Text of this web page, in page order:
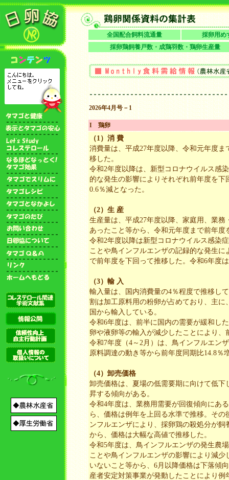
全国配合飼料流通量
採卵用め
採卵鶏飼養戸数・成鶏羽数・鶏卵生産量
2026年4月号－1
I 鶏卵
（1）消 費
消費量は、平成27年度以降、令和元年度
移した。
令和2年度以降は、新型コロナウイルス感
的な発生の影響によりそれぞれ前年度を下
0.6％減となった。
（2）生 産
生産量は、平成27年度以降、家庭用、業
あったこと等から、令和元年度まで前年度
令和2年度以降は新型コロナウイルス感染
ことや鳥インフルエンザの記録的な発生に
で前年度を下回って推移した。令和6年度
（3）輸 入
輸入量は、国内消費量の4％程度で推移し
割は加工原料用の粉卵が占めており、主に
国から輸入している。
令和6年度は、前半に国内の需要が緩和し
卵や液卵等の輸入が減少したことにより、
令和7年度（4～2月）は、鳥インフルエン
原料調達の動き等から前年度同期比14.8％
（4）卸売価格
卸売価格は、夏場の低需要期に向けて低下
昇する傾向がある。
令和4年度は、業務用需要が回復傾向にあ
ら、価格は例年を上回る水準で推移。その
ンフルエンザにより、採卵鶏の殺処分が飼
から、価格は大幅な高値で推移した。
令和5年度は、鳥インフルエンザの発生農
ことや鳥インフルエンザの影響により減
いないこと等から、6月以降価格は下落傾
産者安定対策事業が発動したことにより例